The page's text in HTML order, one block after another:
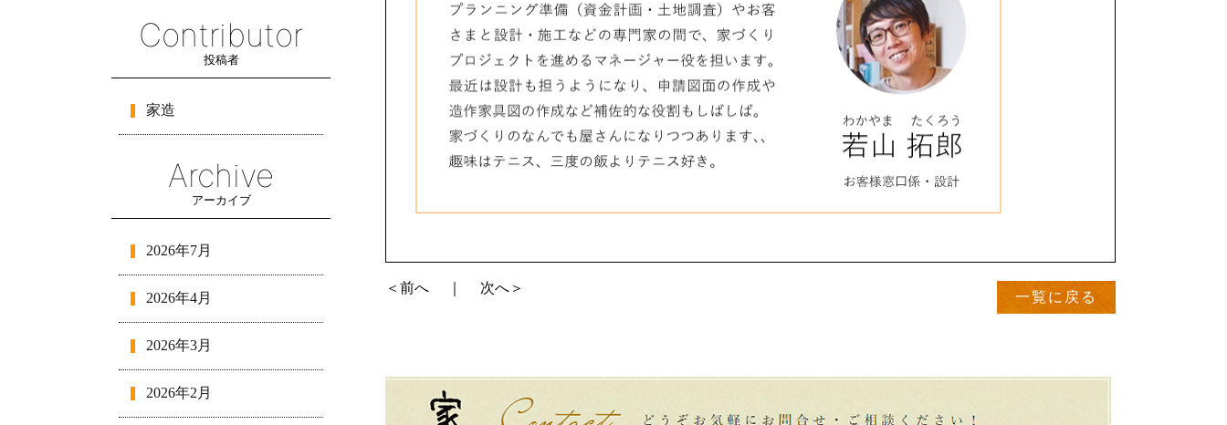
Contributor
投稿者
家造
Archive
アーカイブ
2026年7月
2026年4月
2026年3月
2026年2月
＜前へ 次へ＞
一覧に戻る